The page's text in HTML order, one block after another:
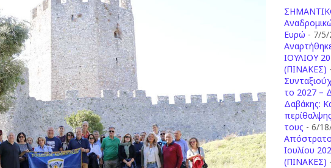
Ευρώ - 7/5/
ΙΟΥΛΙΟΥ
(ΠΙΝΑΚΕΣ)
το 2027 –
Δαβάκης:
τους - 6/
Ιουλίου
(ΠΙΝΑΚΕΣ)